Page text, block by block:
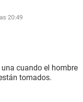
20:49
cuando el hombre
tomados.